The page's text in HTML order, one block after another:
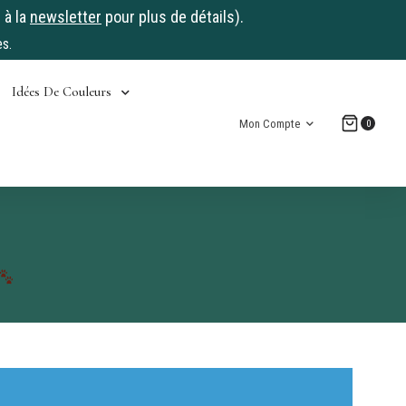
la newsletter pour plus de détails).
Idées De Couleurs
Mon Compte 0